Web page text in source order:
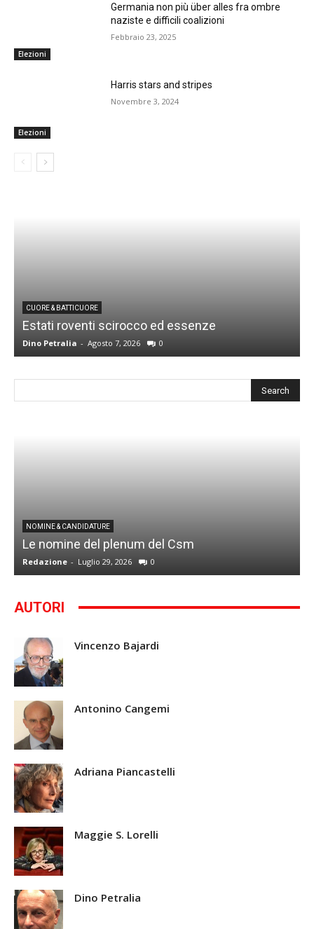
Elezioni
Germania non più über alles fra ombre
naziste e difficili coalizioni
Febbraio 23, 2025
Elezioni
Harris stars and stripes
Novembre 3, 2024
CUORE & BATTICUORE
Estati roventi scirocco ed essenze
Dino Petralia - Agosto 7, 2026 0
NOMINE & CANDIDATURE
Le nomine del plenum del Csm
Redazione - Luglio 29, 2026 0
AUTORI
Vincenzo Bajardi
Antonino Cangemi
Adriana Piancastelli
Maggie S. Lorelli
Dino Petralia